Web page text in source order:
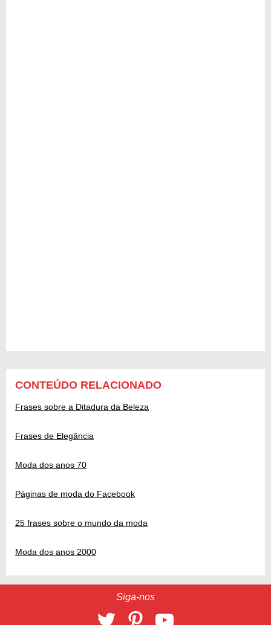
CONTEÚDO RELACIONADO
Frases sobre a Ditadura da Beleza
Frases de Elegância
Moda dos anos 70
Páginas de moda do Facebook
25 frases sobre o mundo da moda
Moda dos anos 2000
Siga-nos